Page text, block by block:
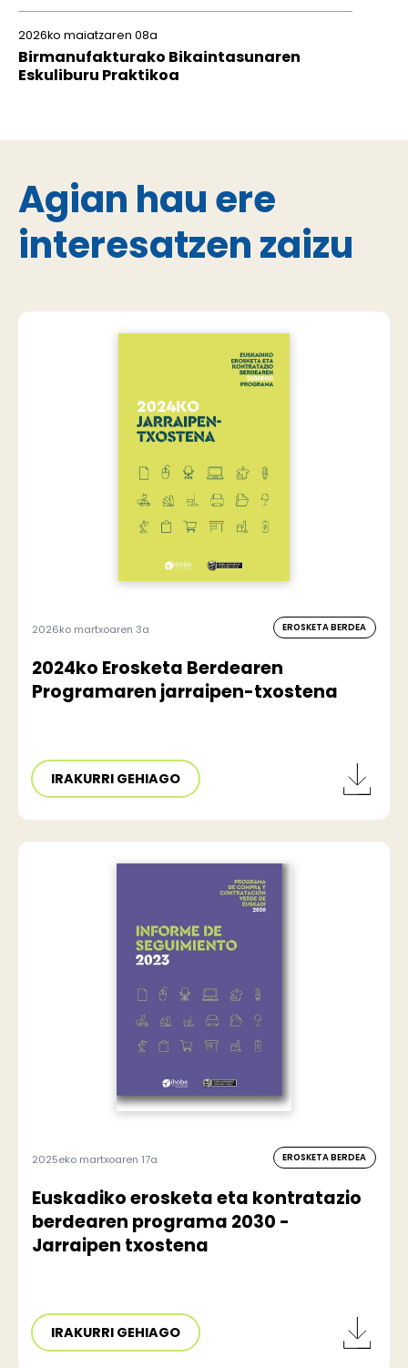
2026ko maiatzaren 08a
Birmanufakturako Bikaintasunaren
Eskuliburu Praktikoa
Agian hau ere
interesatzen zaizu
2026ko martxoaren 3a EROSKETA BERDEA
2024ko Erosketa Berdearen
Programaren jarraipen-txostena
IRAKURRI GEHIAGO
2025eko martxoaren 17a EROSKETA BERDEA
Euskadiko erosketa eta kontratazio
berdearen programa 2030 -
Jarraipen txostena
IRAKURRI GEHIAGO